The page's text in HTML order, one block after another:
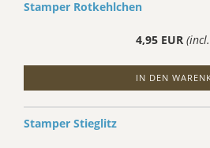
Stamper Rotkehlchen
4,95 EUR
IN DEN
Stamper Stieglitz